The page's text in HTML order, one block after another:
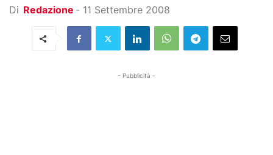
Di Redazione - 11 Settembre 2008
- Pubblicità -